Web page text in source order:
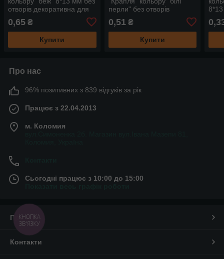
отворів декоративна для
0,65 ₴
Купити
перли" без отворів
декоративна для декору,
рукоділля, хобі
0,51₴
Купити
Про нас
96% позитивних з 839 відгуків за рік
Працює з 22.04.2013
м. Коломия
Сьогодні працює з 10:00 до 15:00
Про нас
Контакти
КНОПКА
ЗВ'ЯЗКУ